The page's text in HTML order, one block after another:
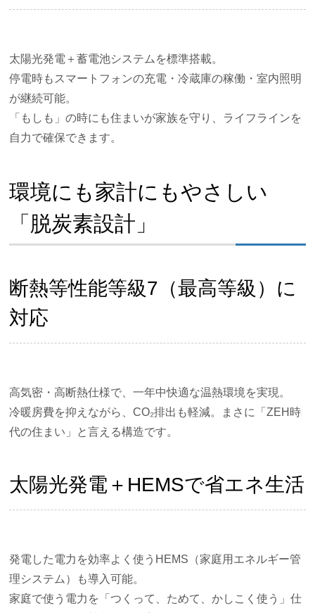
太陽光発電＋蓄電池システムを標準搭載。
停電時もスマートフォンの充電・冷蔵庫の稼働・室内照明
が継続可能。
「もしも」の時にも住まいが家族を守り、ライフラインを
自力で確保できます。
環境にも家計にもやさしい
「脱炭素設計」
断熱等性能等級7（最高等級）に
対応
高気密・高断熱仕様で、一年中快適な温熱環境を実現。
冷暖房費を抑えながら、CO₂排出も軽減。まさに「ZEH時
代の住まい」と言える構造です。
太陽光発電＋HEMSで省エネ生活
発電した電力を効率よく使うHEMS（家庭用エネルギー管
理システム）も導入可能。
家庭で使う電力を「つくって、ためて、かしこく使う」仕